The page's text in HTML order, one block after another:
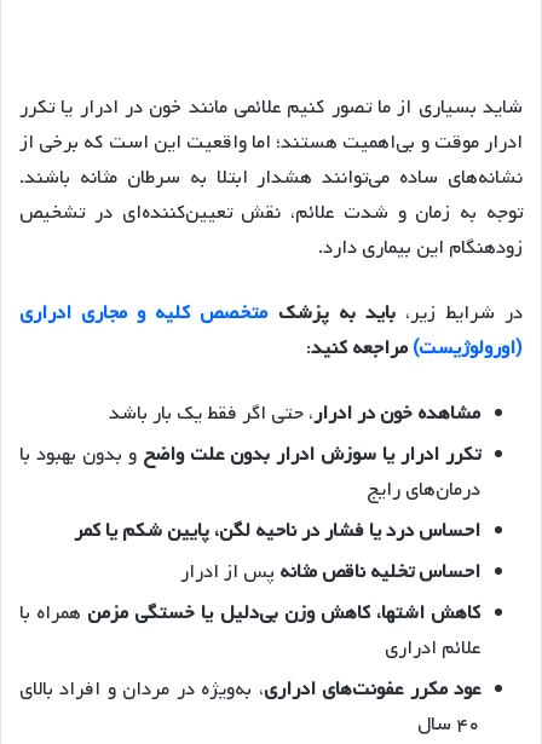
شاید بسیاری از ما تصور کنیم علائمی مانند خون در ادرار یا تکرر
ادرار موقت و بی‌اهمیت هستند؛ اما واقعیت این است که برخی از
نشانه‌های ساده می‌توانند هشدار ابتلا به سرطان مثانه باشند.
توجه به زمان و شدت علائم، نقش تعیین‌کننده‌ای در تشخیص
زودهنگام این بیماری دارد.
در شرایط زیر،باید به پزشکمتخصص کلیه و مجاری ادراری
(اورولوژیست)مراجعه کنید:
مشاهده خون در ادرار، حتی اگر فقط یک بار باشد
تکرر ادرار یا سوزش ادرار بدون علت واضح و بدون بهبود با
درمان‌های رایج
احساس درد یا فشار در ناحیه لگن، پایین شکم یا کمر
احساس تخلیه ناقص مثانه پس از ادرار
کاهش اشتها، کاهش وزن بی‌دلیل یا خستگی مزمن همراه با
علائم ادراری
عود مکرر عفونت‌های ادراری، به‌ویژه در مردان و افراد بالای
۴۰ سال